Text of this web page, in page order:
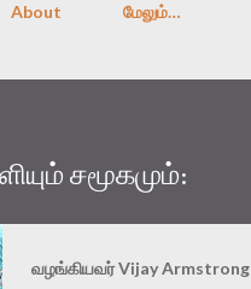
About மேலும்…
சமூகமும்:
வழங்கியவர்Vijay Armstrong